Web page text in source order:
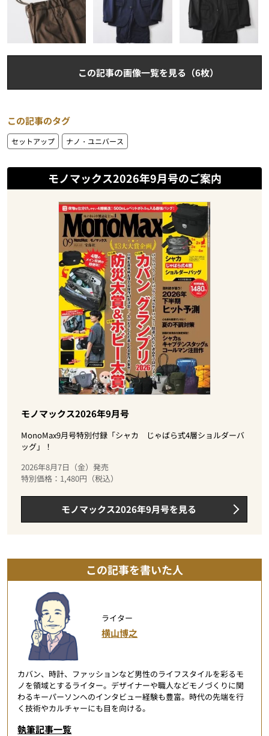
この記事の画像一覧を見る（6枚）
この記事のタグ
セットアップ ナノ・ユニバース
モノマックス2026年9月号のご案内
モノマックス2026年9月号
MonoMax9月号特別付録「シャカ じゃばら式4層ショルダーバ
ッグ」！
2026年8月7日（金）発売
特別価格：1,480円（税込）
モノマックス2026年9月号を見る
この記事を書いた人
ライター
横山博之
カバン、時計、ファッションなど男性のライフスタイルを彩るモ
ノを領域とするライター。デザイナーや職人などモノづくりに関
わるキーパーソンへのインタビュー経験も豊富。時代の先端を行
く技術やカルチャーにも目を向ける。
執筆記事一覧